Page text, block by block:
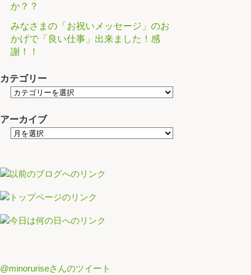
か？？
みなさまの「お祝いメッセージ」のお
かげで「良い仕事」出来ました！感
謝！！
カテゴリー
アーカイブ
@minoruriseさんのツイート